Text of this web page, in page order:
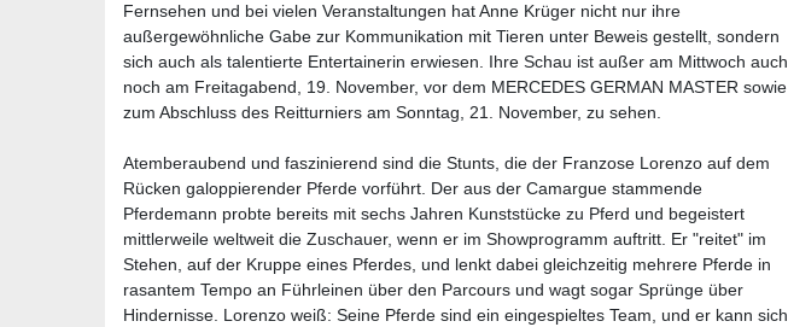
Fernsehen und bei vielen Veranstaltungen hat Anne Krüger nicht nur ihre
außergewöhnliche Gabe zur Kommunikation mit Tieren unter Beweis gestellt, sondern
sich auch als talentierte Entertainerin erwiesen. Ihre Schau ist außer am Mittwoch auch
noch am Freitagabend, 19. November, vor dem MERCEDES GERMAN MASTER sowie
zum Abschluss des Reitturniers am Sonntag, 21. November, zu sehen.
Atemberaubend und faszinierend sind die Stunts, die der Franzose Lorenzo auf dem
Rücken galoppierender Pferde vorführt. Der aus der Camargue stammende
Pferdemann probte bereits mit sechs Jahren Kunststücke zu Pferd und begeistert
mittlerweile weltweit die Zuschauer, wenn er im Showprogramm auftritt. Er "reitet" im
Stehen, auf der Kruppe eines Pferdes, und lenkt dabei gleichzeitig mehrere Pferde in
rasantem Tempo an Führleinen über den Parcours und wagt sogar Sprünge über
Hindernisse. Lorenzo weiß: Seine Pferde sind ein eingespieltes Team, und er kann sich